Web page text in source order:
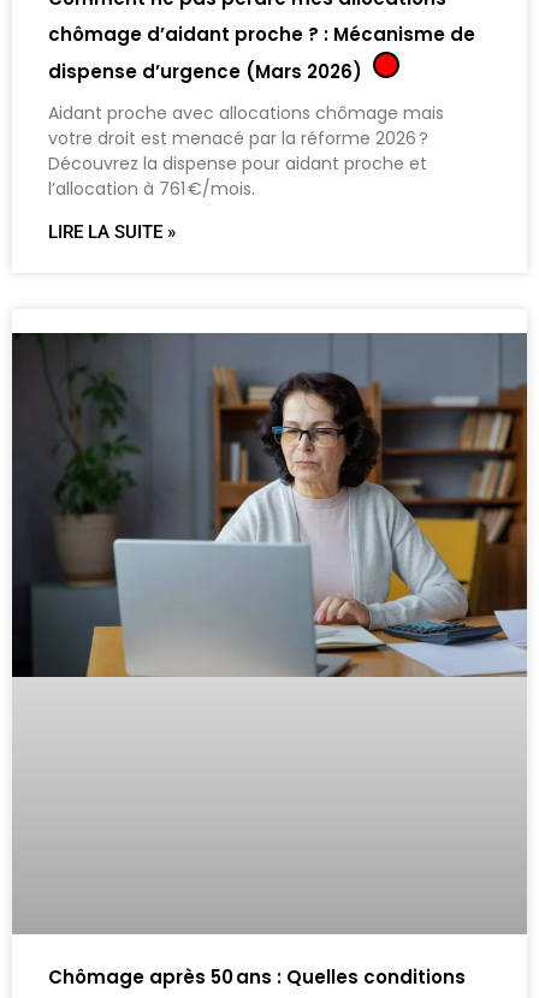
chômage d’aidant proche ? : Mécanisme de
dispense d’urgence (Mars 2026)
Aidant proche avec allocations chômage mais
votre droit est menacé par la réforme 2026 ?
Découvrez la dispense pour aidant proche et
l’allocation à 761 €/mois.
LIRE LA SUITE »
Chômage après 50 ans : Quelles conditions